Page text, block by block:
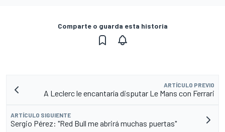
Comparte o guarda esta historia
ARTÍCULO PREVIO
A Leclerc le encantaría disputar Le Mans con Ferrari
ARTÍCULO SIGUIENTE
Sergio Pérez: "Red Bull me abrirá muchas puertas"